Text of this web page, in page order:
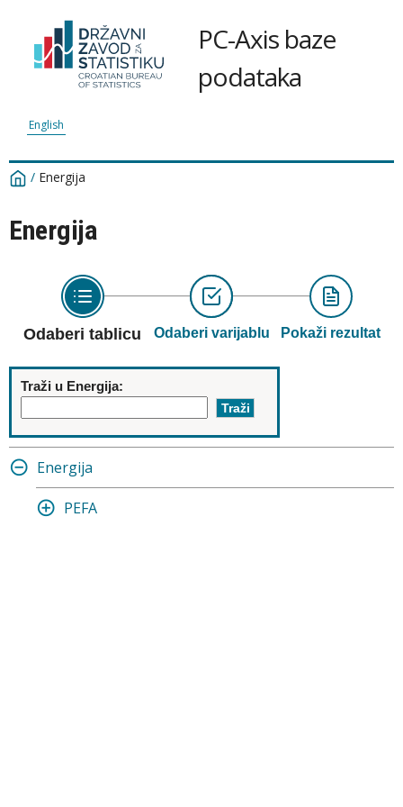
PC-Axis baze
podataka
English
/ Energija
Energija
Odaberi tablicu Odaberi varijablu Pokaži rezultat
Traži u Energija:
Energija
PEFA